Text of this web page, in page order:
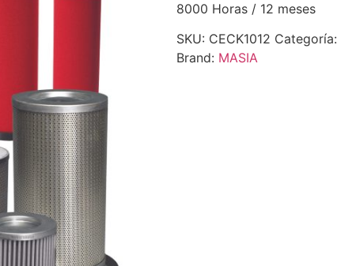
8000 Horas / 12 meses
SKU: CECK1012 Categoría:
Brand: MASIA